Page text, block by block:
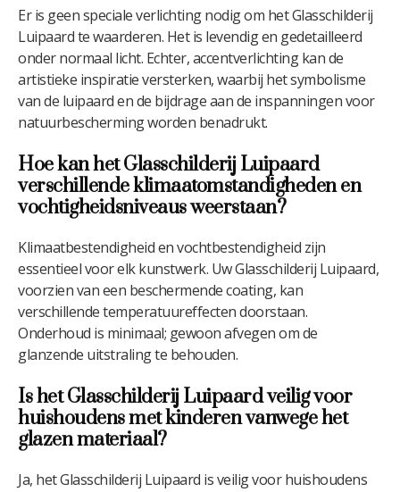
Er is geen speciale verlichting nodig om het Glasschilderij
Luipaard te waarderen. Het is levendig en gedetailleerd
onder normaal licht. Echter, accentverlichting kan de
artistieke inspiratie versterken, waarbij het symbolisme
van de luipaard en de bijdrage aan de inspanningen voor
natuurbescherming worden benadrukt.
Hoe kan het Glasschilderij Luipaard
verschillende klimaatomstandigheden en
vochtigheidsniveaus weerstaan?
Klimaatbestendigheid en vochtbestendigheid zijn
essentieel voor elk kunstwerk. Uw Glasschilderij Luipaard,
voorzien van een beschermende coating, kan
verschillende temperatuureffecten doorstaan.
Onderhoud is minimaal; gewoon afvegen om de
glanzende uitstraling te behouden.
Is het Glasschilderij Luipaard veilig voor
huishoudens met kinderen vanwege het
glazen materiaal?
Ja, het Glasschilderij Luipaard is veilig voor huishoudens